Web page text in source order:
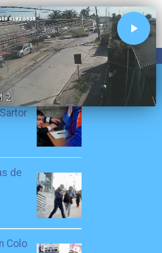
TENDENCIAS
de
Colo